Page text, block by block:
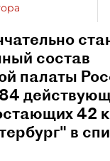
состав
палаты
42
в